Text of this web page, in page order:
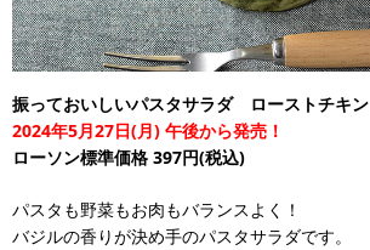
振っておいしいパスタサラダ ローストチキン
2024年5月27日(月) 午後から発売！
ローソン標準価格 397円(税込)
パスタも野菜もお肉もバランスよく！
バジルの香りが決め手のパスタサラダです。